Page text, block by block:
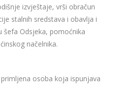
izvještaje, vrši obračun
stalnih sredstava i obavlja i
šefa Odsjeka, pomoćnika
načelnika.
osoba koja ispunjava